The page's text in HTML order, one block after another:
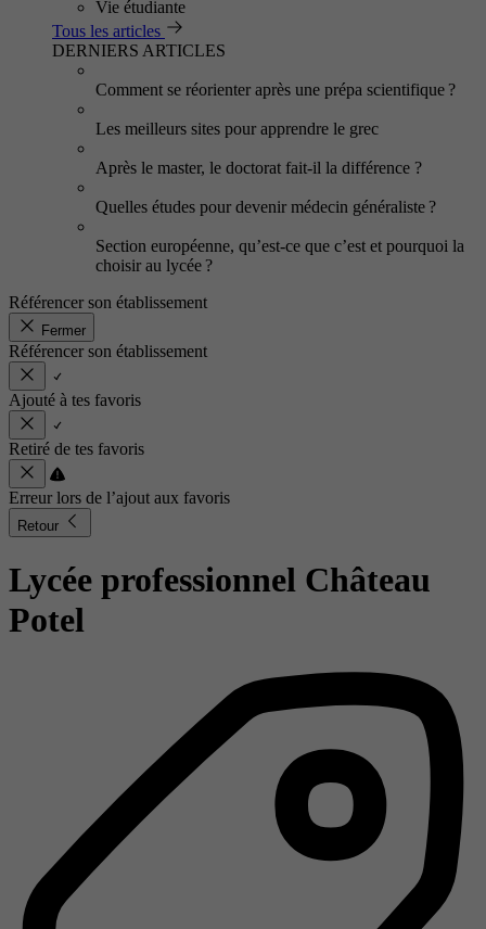
Vie étudiante
Tous les articles
DERNIERS ARTICLES
Comment se réorienter après une prépa scientifique ?
Les meilleurs sites pour apprendre le grec
Après le master, le doctorat fait-il la différence ?
Quelles études pour devenir médecin généraliste ?
Section européenne, qu’est-ce que c’est et pourquoi la
choisir au lycée ?
Référencer son établissement
Fermer
Référencer son établissement
Ajouté à tes favoris
Retiré de tes favoris
Erreur lors de l’ajout aux favoris
Retour
Lycée professionnel Château
Potel